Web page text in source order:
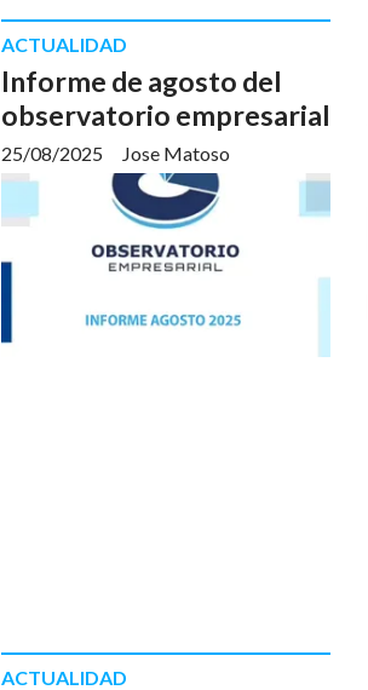
Informe de agosto del
observatorio empresarial
Jose Matoso
ACTUALIDAD
25/08/2025
ACTUALIDAD